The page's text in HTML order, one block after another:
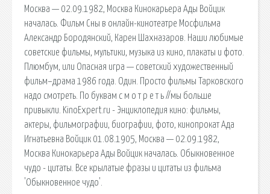
Москва — 02.09.1982, Москва Кинокарьера Ады Войцик
началась. Фильм Сны в онлайн-кинотеатре Мосфильма
Александр Бородянский, Карен Шахназаров. Наши любимые
советские фильмы, мультики, музыка из кино, плакаты и фото.
Плюмбум, или Опасная игра — советский художественный
фильм−драма 1986 года. Один. Просто фильмы Тарковского
надо смотреть. По буквам с м о т р е т ь //мы больше
привыкли. KinoExpert.ru - Энциклопедия кино: фильмы,
актеры, фильмографии, биографии, фото, кинопрокат Ада
Игнатьевна Войцик 01.08.1905, Москва — 02.09.1982,
Москва Кинокарьера Ады Войцик началась. Обыкновенное
чудо - цитаты. Все крылатые фразы и цитаты из фильма
'Обыкновенное чудо'.